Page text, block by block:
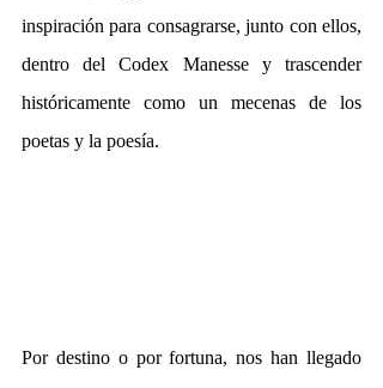
inspiración para consagrarse, junto con ellos,
dentro del Codex Manesse y trascender
históricamente como un mecenas de los
poetas y la poesía.
Por destino o por fortuna, nos han llegado